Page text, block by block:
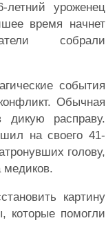
летний уроженец
время начнет
собрали
события
Обычная
дикую расправу.
на своего 41-
голову,
картину
которые помогли